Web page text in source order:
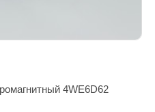
4WE6D62